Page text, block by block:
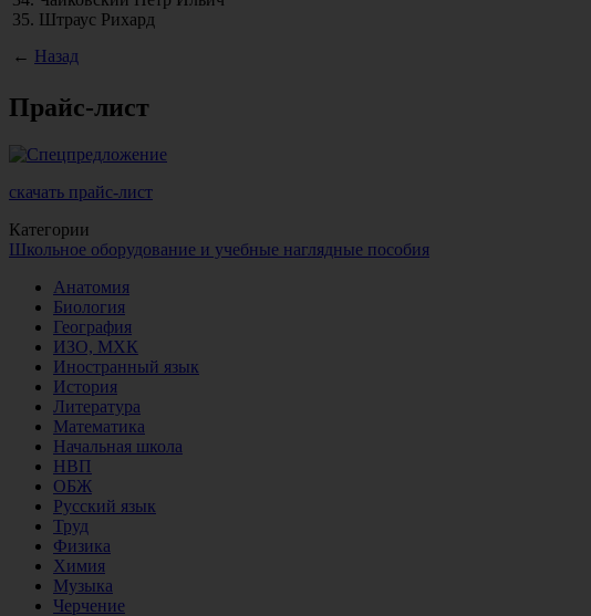
35. Штраус Рихард
← Назад
Прайс-лист
скачать прайс-лист
Категории
Школьное оборудование и учебные наглядные пособия
Анатомия
Биология
География
ИЗО, МХК
Иностранный язык
История
Литература
Математика
Начальная школа
НВП
ОБЖ
Русский язык
Труд
Физика
Химия
Музыка
Черчение